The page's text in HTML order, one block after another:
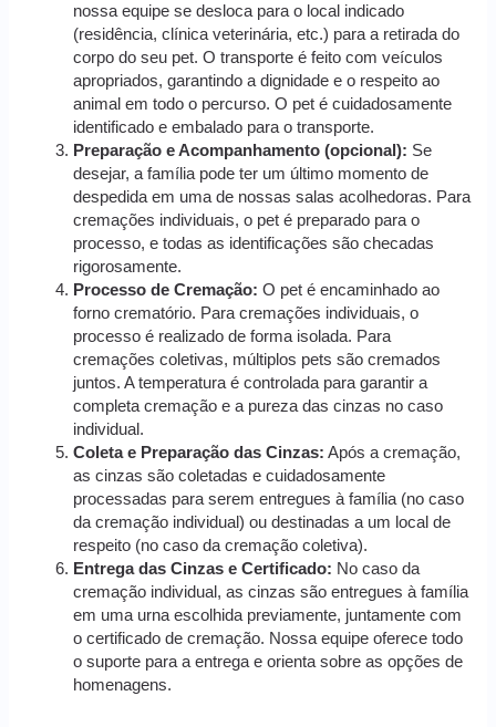
nossa equipe se desloca para o local indicado
(residência, clínica veterinária, etc.) para a retirada do
corpo do seu pet. O transporte é feito com veículos
apropriados, garantindo a dignidade e o respeito ao
animal em todo o percurso. O pet é cuidadosamente
identificado e embalado para o transporte.
Preparação e Acompanhamento (opcional): Se
desejar, a família pode ter um último momento de
despedida em uma de nossas salas acolhedoras. Para
cremações individuais, o pet é preparado para o
processo, e todas as identificações são checadas
rigorosamente.
Processo de Cremação: O pet é encaminhado ao
forno crematório. Para cremações individuais, o
processo é realizado de forma isolada. Para
cremações coletivas, múltiplos pets são cremados
juntos. A temperatura é controlada para garantir a
completa cremação e a pureza das cinzas no caso
individual.
Coleta e Preparação das Cinzas: Após a cremação,
as cinzas são coletadas e cuidadosamente
processadas para serem entregues à família (no caso
da cremação individual) ou destinadas a um local de
respeito (no caso da cremação coletiva).
Entrega das Cinzas e Certificado: No caso da
cremação individual, as cinzas são entregues à família
em uma urna escolhida previamente, juntamente com
o certificado de cremação. Nossa equipe oferece todo
o suporte para a entrega e orienta sobre as opções de
homenagens.